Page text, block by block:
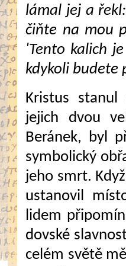
lámal jej a
čiňte na mou
'Tento kalich
kdykoli budete
Kristus stanul
jejich dvou
Beránek, byl
symbolický
jeho smrt.
usta­novil
lidem
dovské
celém světě